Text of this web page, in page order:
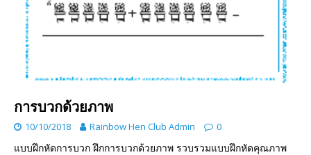
การบวกด้วยภาพ
10/10/2018 Rainbow Hen Club Admin 0
แบบฝึกหัดการบวก ฝึกการบวกด้วยภาพ รวบรวมแบบฝึกหัดคุณภาพ